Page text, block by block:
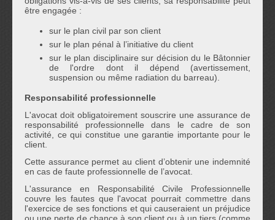
être engagée :
sur le plan civil par son client
sur le plan pénal à l’initiative du client
sur le plan disciplinaire sur décision du le Bâtonnier
de l'ordre dont il dépend (avertissement,
suspension ou même radiation du barreau).
Responsabilité professionnelle
L'avocat doit obligatoirement souscrire une assurance de
responsabilité professionnelle dans le cadre de son
activité, ce qui constitue une garantie importante pour le
client.
Cette assurance permet au client d’obtenir une indemnité
en cas de faute professionnelle de l’avocat.
L'assurance en Responsabilité Civile Professionnelle
couvre les fautes que l'avocat pourrait commettre dans
l'exercice de ses fonctions et qui causeraient un préjudice